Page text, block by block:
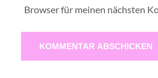
Browser für meinen nächsten